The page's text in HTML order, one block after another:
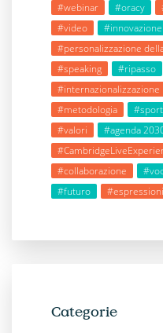
#webinar
#oracy
#video
#innovazione
#personalizzazione
#speaking
#ripasso
#internazionalizzazione
#metodologia
#sport
#valori
#agenda
#collaborazione
#futuro
#espressioni
Categorie